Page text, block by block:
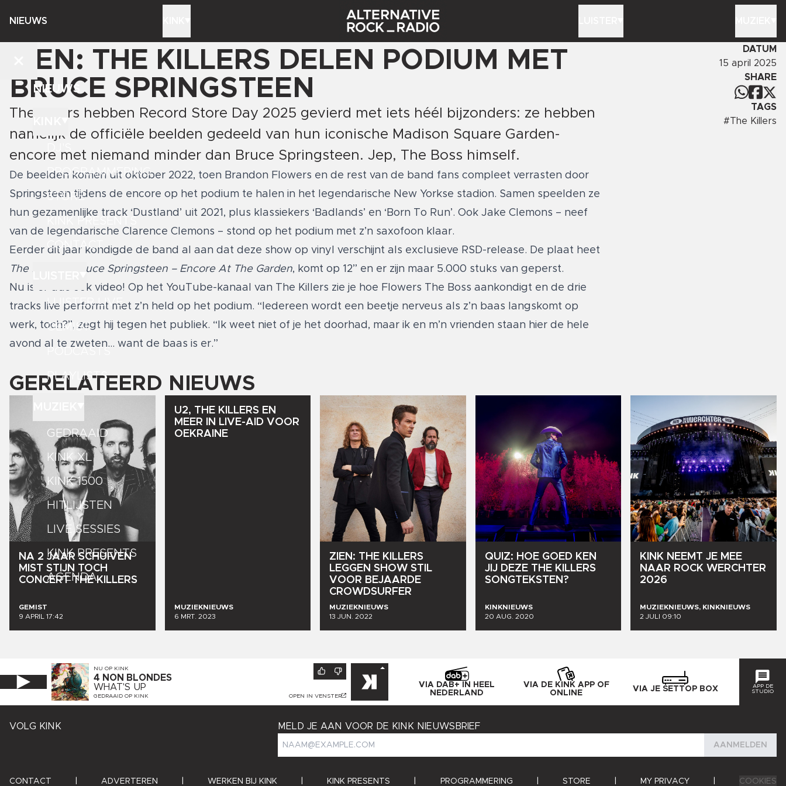
NIEUWS
NIEUWS
PROGRAMMERING
STORE
KINK PRESENTS
CONTACT
LUISTER LIVE
GEMIST
PLAYLISTS
GEDRAAID
KINK XL
KINK 1500
HITLIJSTEN
LIVE SESSIES
KINK PRESENTS
AGENDA
ZIEN: THE KILLERS DELEN PODIUM MET
BRUCE SPRINGSTEEN
The Killers hebben Record Store Day 2025 gevierd met iets héél bijzonders: ze hebben
namelijk de officiële beelden gedeeld van hun iconische Madison Square Garden-
encore met niemand minder dan Bruce Springsteen. Jep, The Boss himself.
De beelden komen uit oktober 2022, toen Brandon Flowers en de rest van de band fans compleet verrasten door
Springsteen tijdens de encore op het podium te halen in het legendarische New Yorkse stadion. Samen speelden ze
hun gezamenlijke track ‘Dustland’ uit 2021, plus klassiekers ‘Badlands’ en ‘Born To Run’. Ook Jake Clemons – neef
van de legendarische Clarence Clemons – stond op het podium met z’n saxofoon klaar.
Eerder dit jaar kondigde de band al aan dat deze show op vinyl verschijnt als exclusieve RSD-release. De plaat heet
The Killers & Bruce Springsteen – Encore At The Garden, komt op 12” en er zijn maar 5.000 stuks van geperst.
Nu is er dus ook video! Op het YouTube-kanaal van The Killers zie je hoe Flowers The Boss aankondigt en de drie
tracks live performt met z’n held op het podium. “Iedereen wordt een beetje nerveus als z’n baas langskomt op
werk, toch?”, zegt hij tegen het publiek. “Ik weet niet of je het doorhad, maar ik en m’n vrienden staan hier de hele
avond al te zweten… want de baas is er.”
DATUM
15 april 2025
SHARE
TAGS
#The Killers
GERELATEERD NIEUWS
NA 2 JAAR SCHUIVEN
MIST STIJN TOCH
CONCERT THE KILLERS
GEMIST
9 APRIL 17:42
U2, THE KILLERS EN
MEER
IN LIVE-AID VOOR
OEKRAINE
MUZIEKNIEUWS
6 MRT. 2023
ZIEN: THE KILLERS
LEGGEN SHOW STIL
VOOR BEJAARDE
CROWDSURFER
MUZIEKNIEUWS
13 JUN. 2022
QUIZ: HOE GOED KEN
JIJ DEZE THE KILLERS
SONGTEKSTEN?
KINKNIEUWS
20 AUG. 2020
KINK NEEMT JE MEE
NAAR ROCK WERCHTER
2026
MUZIEKNIEUWS, KINKNIEUWS
2 JULI 09:10
NU OP KINK
4 NON BLONDES
WHAT'S UP
GEDRAAID OP KINK OPEN IN VENSTER
VIA DAB+ IN HEEL
NEDERLAND
VIA DE KINK APP OF
ONLINE
VIA JE SETTOP BOX
APP DE
STUDIO
VOLG KINK MELD JE AAN VOOR DE KINK NIEUWSBRIEF
AANMELDEN
CONTACT ADVERTEREN WERKEN BIJ KINK KINK PRESENTS PROGRAMMERING STORE MY PRIVACY COOKIES